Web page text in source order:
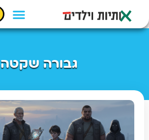
גבורה שקטה